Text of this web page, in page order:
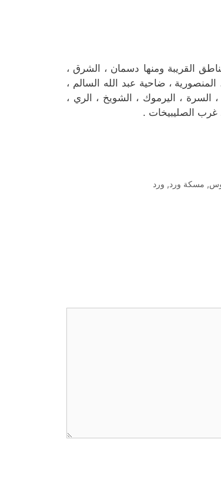
محل ورد بنساب سنتر في منطقة شرق ودسمان في محافظة العاصمة والمناطق القريبة ‎ومنها دسمان ، الشرق ،
المنصورية ، ضاحية عبد الله السالم ،
، السرة ، اليرموك ، الشويخ ، الري ،
غرب الصليبيخات .
, مسكة ورد, ورد